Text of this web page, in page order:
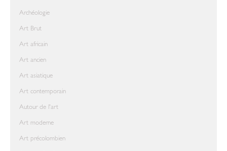
Archéologie
Art Brut
Art africain
Art ancien
Art asiatique
Art contemporain
Autour de l'art
Art moderne
Art précolombien